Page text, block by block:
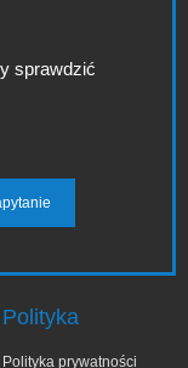
sprawdzić
Polityka
Polityka prywatności